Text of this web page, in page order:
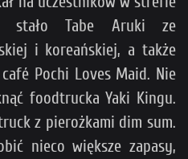
stało Tabe Aruki ze
i koreańskiej, a także
Pochi Loves Maid. Nie
foodtrucka Yaki Kingu.
z pierożkami dim sum.
nieco większe zapasy,